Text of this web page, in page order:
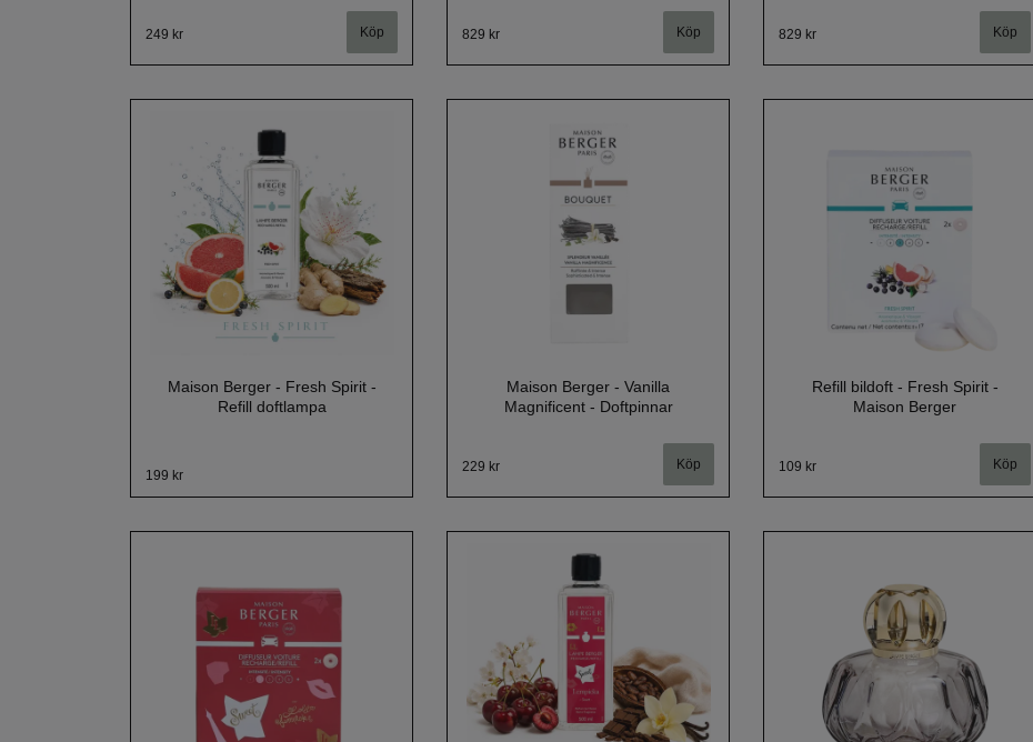
249 kr 829 kr 829 kr
Maison Berger - Fresh Spirit -
Refill doftlampa
199 kr
Maison Berger - Vanilla
Magnificent - Doftpinnar
229 kr
Refill bildoft - Fresh Spirit -
Maison Berger
109 kr